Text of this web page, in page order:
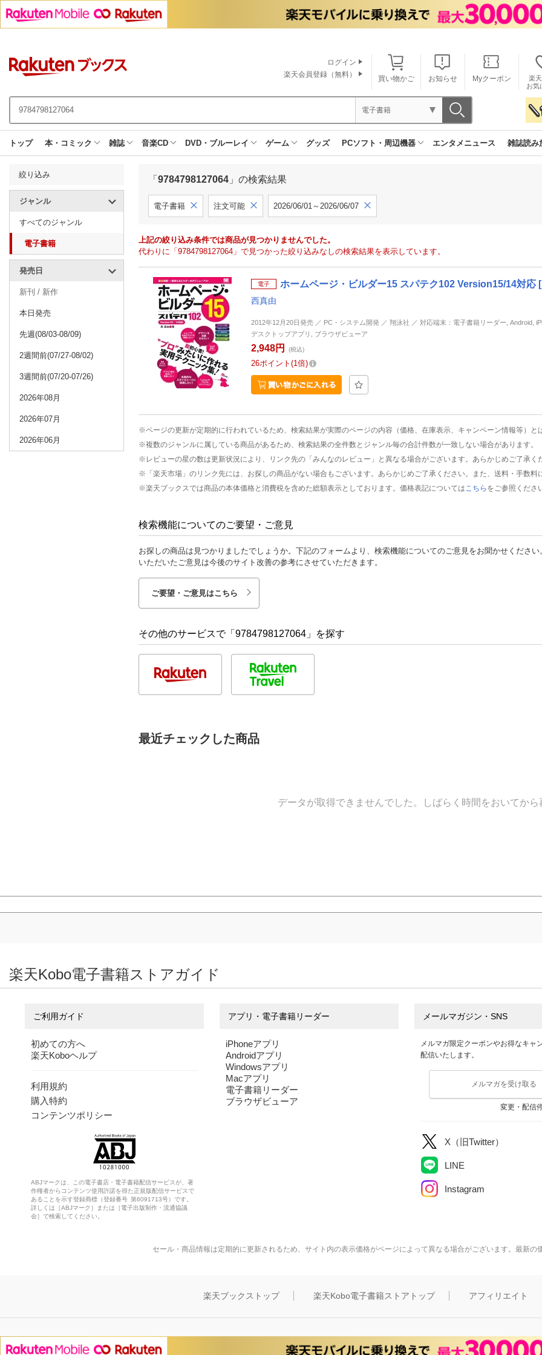
買い物かご お知らせ Myクーポン
楽
お気
ログイン
楽天会員登録（無料）
電子書籍
トップ 本・コミック 雑誌 音楽CD DVD・ブルーレイ ゲーム グッズ PCソフト・周辺機器 エンタメニュース 雑誌読み
絞り込み
ジャンル
すべてのジャンル
電子書籍
発売日
新刊 / 新作
本日発売
先週(08/03-08/09)
2週間前(07/27-08/02)
3週間前(07/20-07/26)
2026年08月
2026年07月
2026年06月
「 9784798127064 」の検索結果
電子書籍 注文可能 2026/06/01～2026/06/07
上記の絞り込み条件では商品が見つかりませんでした。
代わりに「9784798127064」で見つかった絞り込みなしの検索結果を表示しています。
電子 ホームページ・ビルダー15 スパテク102 Version15/14対応
西真由
2012年12月20日発売 ／ PC・システム開発 ／ 翔泳社 ／ 対応端末：電子書籍リーダー, Android,
デスクトップアプリ, ブラウザビューア
2,948円 (税込)
26ポイント 1倍
※ページの更新が定期的に行われているため、検索結果が実際のページの内容（価格、在庫表示、キャンペーン情報等）と
※複数のジャンルに属している商品があるため、検索結果の全件数とジャンル毎の合計件数が一致しない場合があります。
※レビューの星の数は更新状況により、リンク先の「みんなのレビュー」と異なる場合がございます。あらかじめご了承く
※「楽天市場」のリンク先には、お探しの商品がない場合もございます。あらかじめご了承ください。また、送料・手数料
※楽天ブックスでは商品の本体価格と消費税を含めた総額表示としております。価格表記については こちら をご参照くださ
検索機能についてのご要望・ご意見
お探しの商品は見つかりましたでしょうか。下記のフォームより、検索機能についてのご意見をお聞かせください
いただいたご意見は今後のサイト改善の参考にさせていただきます。
ご要望・ご意見はこちら
その他のサービスで「9784798127064」を探す
最近チェックした商品
データが取得できませんでした。しばらく時間をおいてから
楽天Kobo電子書籍ストアガイド
ご利用ガイド
初めての方へ
楽天Koboヘルプ
利用規約
購入特約
コンテンツポリシー
ABJマークは、この電子書店・電子書籍配信サービスが、著
作権者からコンテンツ使用許諾を得た正規版配信サービスで
あることを示す登録商標（登録番号 第6091713号）です。
詳しくは［ABJマーク］または［電子出版制作・流通協議
会］で検索してください。
アプリ・電子書籍リーダー
iPhoneアプリ
Androidアプリ
Windowsアプリ
Macアプリ
電子書籍リーダー
ブラウザビューア
メールマガジン・SNS
メルマガ限定クーポンやお得なキャ
配信いたします。
メルマガを受け取る
変更・配信
X（旧Twitter）
LINE
Instagram
セール・商品情報は定期的に更新されるため、サイト内の表示価格がページによって異なる場合がございます。最新の
楽天ブックストップ 楽天Kobo電子書籍ストアトップ アフィリエイト